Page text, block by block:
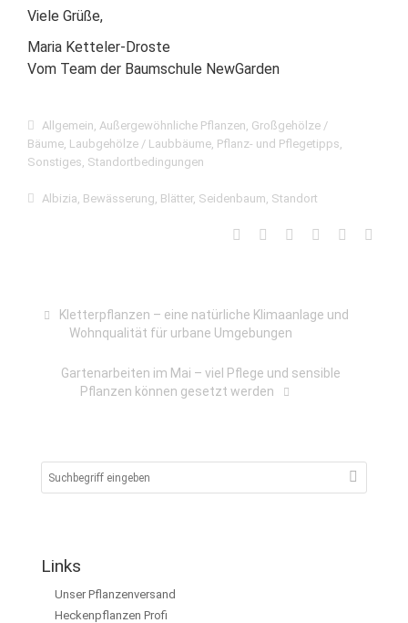
Viele Grüße,
Maria Ketteler-Droste
Vom Team der Baumschule NewGarden
Allgemein, Außergewöhnliche Pflanzen, Großgehölze /
Bäume, Laubgehölze / Laubbäume, Pflanz- und Pflegetipps,
Sonstiges, Standortbedingungen
Albizia, Bewässerung, Blätter, Seidenbaum, Standort
Kletterpflanzen – eine natürliche Klimaanlage und
Wohnqualität für urbane Umgebungen
Gartenarbeiten im Mai – viel Pflege und sensible
Pflanzen können gesetzt werden
Links
Unser Pflanzenversand
Heckenpflanzen Profi